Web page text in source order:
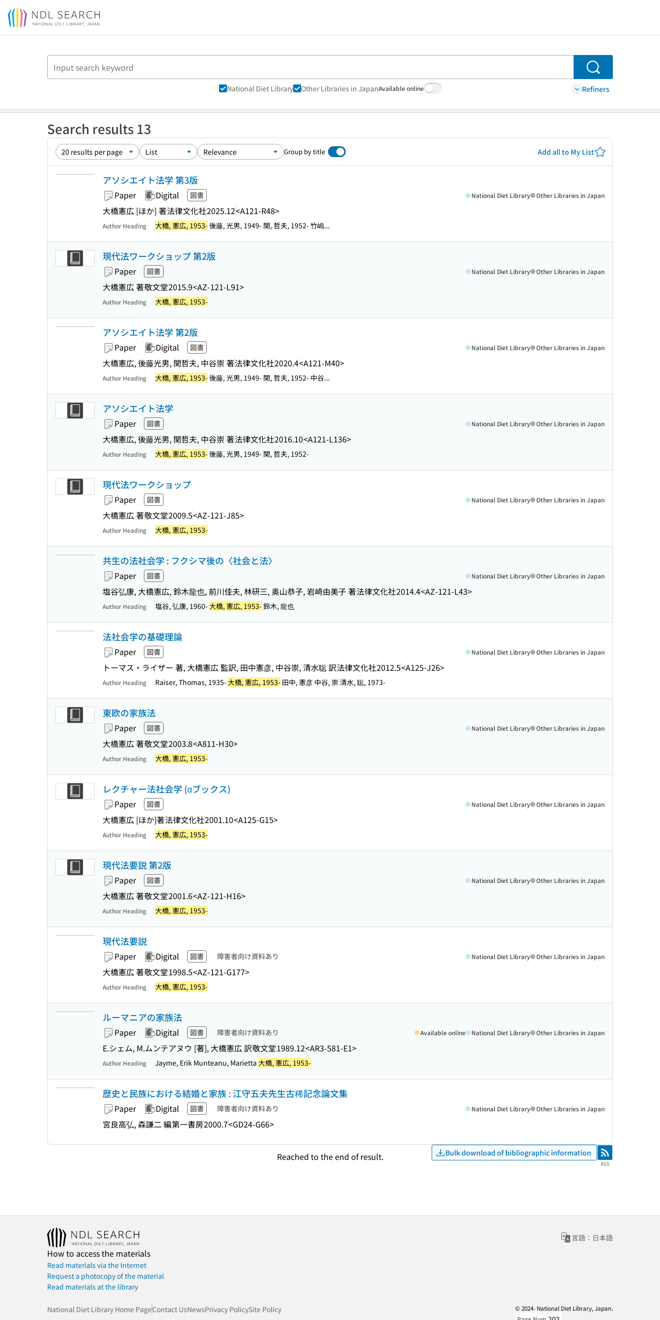
Jump to main content
Search
National Diet Library Other Libraries in JapanAvailable online Refiners
Search results 13
Group by title Add all to My List
アソシエイト法学 第3版
Paper Digital 図書
大橋憲広 [ほか] 著法律文化社2025.12<A121-R48>
National Diet Library Other Libraries in Japan
Author Heading 大橋, 憲広, 1953-後藤, 光男, 1949- 関, 哲夫, 1952- 竹嶋...
現代法ワークショップ 第2版
Paper 図書
大橋憲広 著敬文堂2015.9<AZ-121-L91>
National Diet Library Other Libraries in Japan
Author Heading 大橋, 憲広, 1953-
アソシエイト法学 第2版
Paper Digital 図書
大橋憲広, 後藤光男, 関哲夫, 中谷崇 著法律文化社2020.4<A121-M40>
National Diet Library Other Libraries in Japan
Author Heading 大橋, 憲広, 1953-後藤, 光男, 1949- 関, 哲夫, 1952- 中谷...
アソシエイト法学
Paper 図書
大橋憲広, 後藤光男, 関哲夫, 中谷崇 著法律文化社2016.10<A121-L136>
National Diet Library Other Libraries in Japan
Author Heading 大橋, 憲広, 1953-後藤, 光男, 1949- 関, 哲夫, 1952-
現代法ワークショップ
Paper 図書
大橋憲広 著敬文堂2009.5<AZ-121-J85>
National Diet Library Other Libraries in Japan
Author Heading 大橋, 憲広, 1953-
共生の法社会学 : フクシマ後の〈社会と法〉
Paper 図書
塩谷弘康, 大橋憲広, 鈴木龍也, 前川佳夫, 林研三, 奥山恭子, 岩崎由美子 著法律文化社2014.4<AZ-121-L43>
National Diet Library Other Libraries in Japan
Author Heading 塩谷, 弘康, 1960- 大橋, 憲広, 1953-鈴木, 龍也
法社会学の基礎理論
Paper 図書
トーマス・ライザー 著, 大橋憲広 監訳, 田中憲彦, 中谷崇, 清水聡 訳法律文化社2012.5<A125-J26>
National Diet Library Other Libraries in Japan
Author Heading Raiser, Thomas, 1935- 大橋, 憲広, 1953- 田中, 憲彦 中谷, 崇 清水, 聡, 1973-
東欧の家族法
Paper 図書
大橋憲広 著敬文堂2003.8<A811-H30>
National Diet Library Other Libraries in Japan
Author Heading 大橋, 憲広, 1953-
レクチャー法社会学 (αブックス)
Paper 図書
大橋憲広 [ほか]著法律文化社2001.10<A125-G15>
National Diet Library Other Libraries in Japan
Author Heading 大橋, 憲広, 1953-
現代法要説 第2版
Paper 図書
大橋憲広 著敬文堂2001.6<AZ-121-H16>
National Diet Library Other Libraries in Japan
Author Heading 大橋, 憲広, 1953-
現代法要説
Paper Digital 図書 障害者向け資料あり
大橋憲広 著敬文堂1998.5<AZ-121-G177>
National Diet Library Other Libraries in Japan
Author Heading 大橋, 憲広, 1953-
ルーマニアの家族法
Paper Digital 図書 障害者向け資料あり
E.シェム, M.ムンテアヌウ [著], 大橋憲広 訳敬文堂1989.12<AR3-581-E1>
Available online National Diet Library Other Libraries in Japan
Author Heading Jayme, Erik Munteanu, Marietta 大橋, 憲広, 1953-
歴史と民族における結婚と家族 : 江守五夫先生古稀記念論文集
Paper Digital 図書 障害者向け資料あり
宮良高弘, 森謙二 編第一書房2000.7<GD24-G66>
National Diet Library Other Libraries in Japan
Reached to the end of result. Bulk download of bibliographic information RSS
RSS
言語：日本語
How to access the materials
Read materials via the Internet
Request a photocopy of the material
Read materials at the library
National Diet Library Home PageContact UsNewsPrivacy PolicySite Policy
© 2024- National Diet Library, Japan.